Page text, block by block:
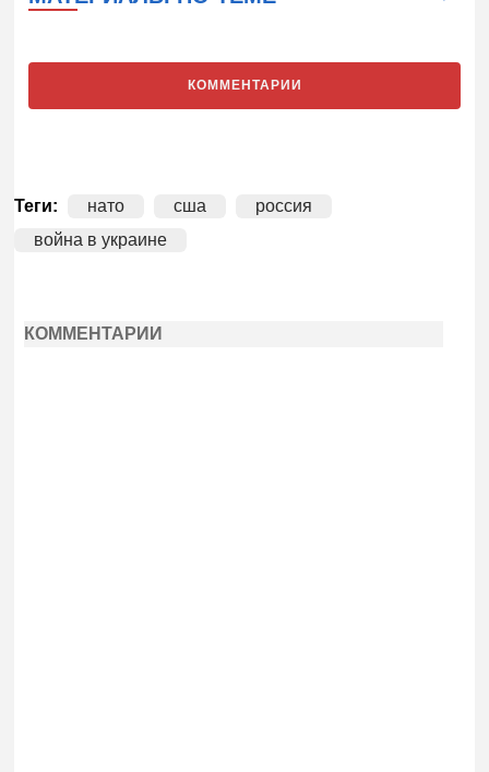
КОММЕНТАРИИ
Теги: нато сша
россия
война в украине
КОММЕНТАРИИ